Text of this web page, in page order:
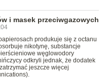
i masek przeciwgazowych
produkuje się z octanu
nikotynę, substancje
węglowodory
odkryli jednak, że dodatek
jeszcze więcej